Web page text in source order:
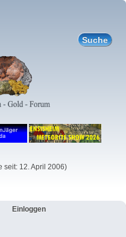
seit: 12. April 2006)
Einloggen